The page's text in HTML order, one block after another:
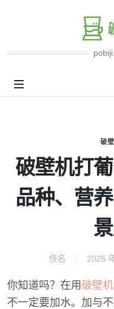
破
破壁机打
品种、营
佚名 2025
你知道吗？在用破壁机
不一定要加水。加与